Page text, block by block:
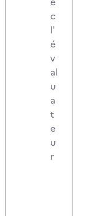
c
l'
é
v
al
u
a
t
e
u
r